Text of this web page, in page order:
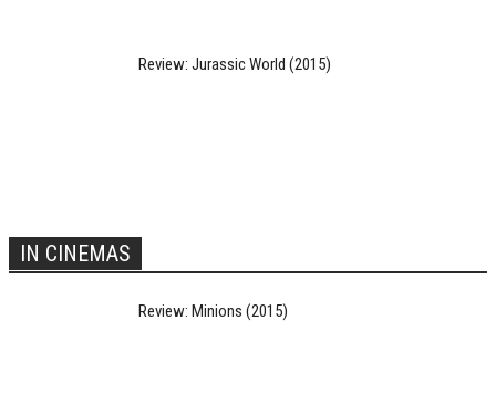
Review: Jurassic World (2015)
IN CINEMAS
Review: Minions (2015)